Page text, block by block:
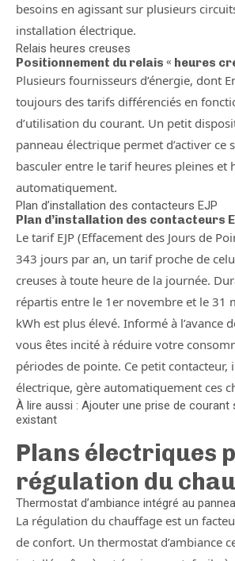
besoins en agissant sur plusieurs
installation électrique.
Relais heures creuses
Positionnement du relais « heures
Plusieurs fournisseurs d’énergie, dont
toujours des tarifs différenciés en
d’utilisation du courant. Un petit
panneau électrique permet d’activer ce
basculer entre le tarif heures pleines et
automatiquement.
Plan d’installation des contacteurs EJP
Plan d’installation des contacteurs
Le tarif EJP (Effacement des Jours de
343 jours par an, un tarif proche de
creuses à toute heure de la journée.
répartis entre le 1er novembre et le 31
kWh est plus élevé. Informé à l’avance
vous êtes incité à réduire votre
périodes de pointe. Ce petit contacteur,
électrique, gère automatiquement ces
À lire aussi : Ajouter une prise de courant
existant
Plans électriques
régulation du
Thermostat d’ambiance intégré au
La régulation du chauffage est un
de confort. Un thermostat d’ambiance